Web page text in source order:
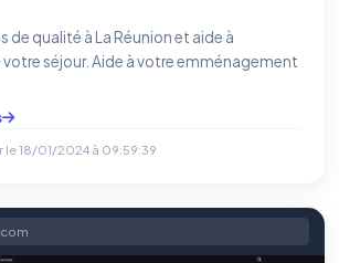
de qualité à La Réunion et aide à
séjour. Aide à votre emménagement
le18/01/2024 à 09:59:39